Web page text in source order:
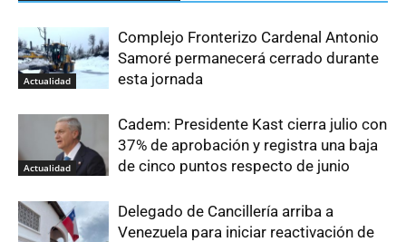
Actualidad
Complejo Fronterizo Cardenal Antonio
Samoré permanecerá cerrado durante
esta jornada
Actualidad
Cadem: Presidente Kast cierra julio con
37% de aprobación y registra una baja
de cinco puntos respecto de junio
Delegado de Cancillería arriba a
Venezuela para iniciar reactivación de